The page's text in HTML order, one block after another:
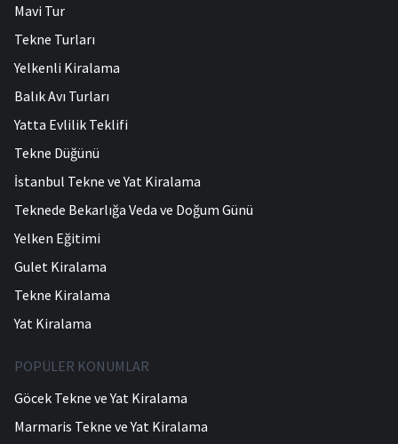
Mavi Tur
Tekne Turları
Yelkenli Kiralama
Balık Avı Turları
Yatta Evlilik Teklifi
Tekne Düğünü
İstanbul Tekne ve Yat Kiralama
Teknede Bekarlığa Veda ve Doğum Günü
Yelken Eğitimi
Gulet Kiralama
Tekne Kiralama
Yat Kiralama
POPÜLER KONUMLAR
Göcek Tekne ve Yat Kiralama
Marmaris Tekne ve Yat Kiralama